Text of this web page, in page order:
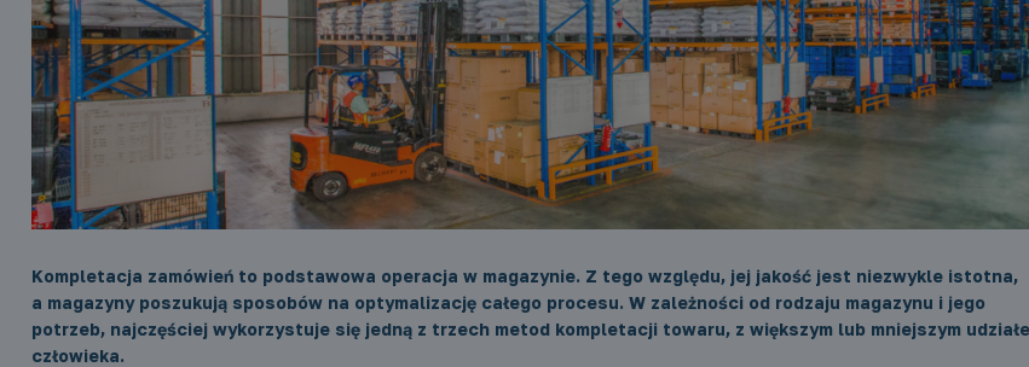
Kompletacja zamówień to podstawowa operacja w magazynie. Z tego względu, jej jakość jest niezwykle istotna,
a magazyny poszukują sposobów na optymalizację całego procesu. W zależności od rodzaju magazynu i jego
potrzeb, najczęściej wykorzystuje się jedną z trzech metod kompletacji towaru, z większym lub mniejszym
człowieka.